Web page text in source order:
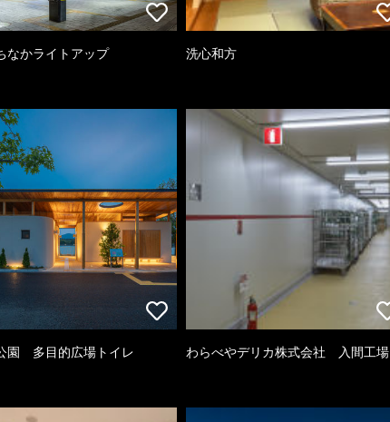
なかライトアップ 洗心和方
園 多目的広場トイレ わらべやデリカ株式会社 入間工場